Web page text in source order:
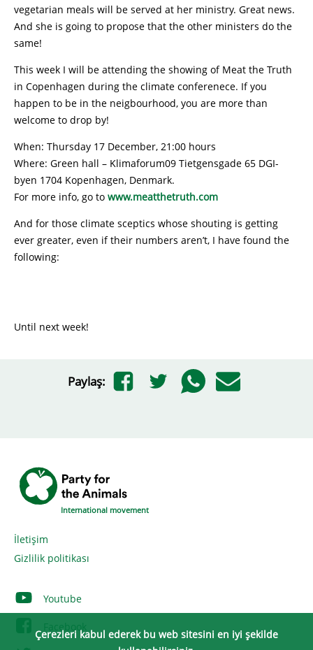
vegetarian meals will be served at her ministry. Great news.
And she is going to propose that the other ministers do the
same!
This week I will be attending the showing of Meat the Truth
in Copenhagen during the climate conferenece. If you
happen to be in the neigbourhood, you are more than
welcome to drop by!
When: Thursday 17 December, 21:00 hours
Where: Green hall – Klimaforum09 Tietgensgade 65 DGI-
byen 1704 Kopenhagen, Denmark.
For more info, go to www.meatthetruth.com
And for those climate sceptics whose shouting is getting
ever greater, even if their numbers aren’t, I have found the
following:
Until next week!
Paylaş:
International movement
İletişim
Gizlilik politikası
Youtube
Facebook
Çerezleri kabul ederek bu web sitesini en iyi şekilde